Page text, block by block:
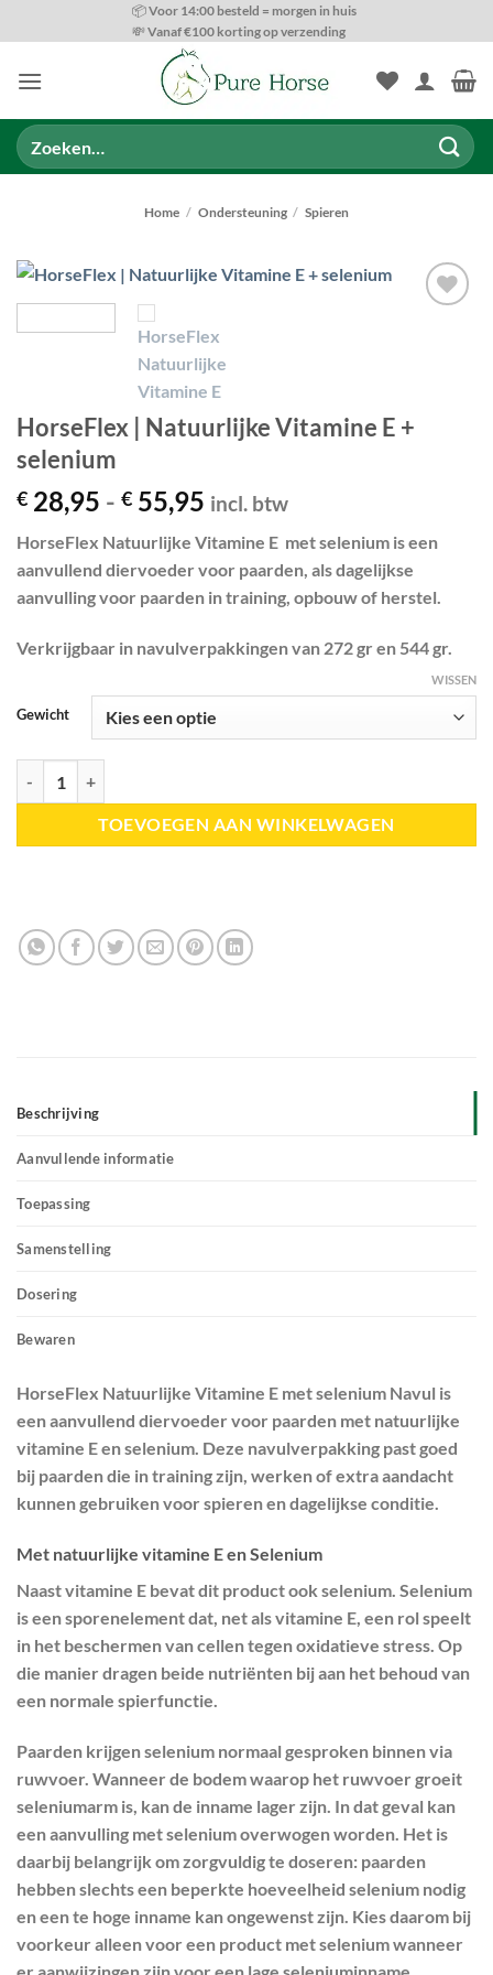
naar
📦 Voor 14:00 besteld = morgen in huis
💸 Vanaf €100 korting op verzending
Zoeken
naar:
Home / Ondersteuning / Spieren
HorseFlex | Natuurlijke Vitamine E +
selenium
€ 28,95 - € 55,95 Prijsklasse:
tot
€ 55,95
incl. btw
HorseFlex Natuurlijke Vitamine E met selenium is een
aanvullend diervoeder voor paarden, als dagelijkse
aanvulling voor paarden in training, opbouw of herstel.
Verkrijgbaar in navulverpakkingen van 272 gr en 544 gr.
Gewicht
WISSEN
TOEVOEGEN AAN WINKELWAGEN
Beschrijving
Aanvullende informatie
Toepassing
Samenstelling
Dosering
Bewaren
HorseFlex Natuurlijke Vitamine E met selenium Navul is
een aanvullend diervoeder voor paarden met natuurlijke
vitamine E en selenium. Deze navulverpakking past goed
bij paarden die in training zijn, werken of extra aandacht
kunnen gebruiken voor spieren en dagelijkse conditie.
Met natuurlijke vitamine E en Selenium
Naast vitamine E bevat dit product ook selenium. Selenium
is een sporenelement dat, net als vitamine E, een rol speelt
in het beschermen van cellen tegen oxidatieve stress. Op
die manier dragen beide nutriënten bij aan het behoud van
een normale spierfunctie.
Paarden krijgen selenium normaal gesproken binnen via
ruwvoer. Wanneer de bodem waarop het ruwvoer groeit
seleniumarm is, kan de inname lager zijn. In dat geval kan
een aanvulling met selenium overwogen worden. Het is
daarbij belangrijk om zorgvuldig te doseren: paarden
hebben slechts een beperkte hoeveelheid selenium nodig
en een te hoge inname kan ongewenst zijn. Kies daarom bij
voorkeur alleen voor een product met selenium wanneer
er aanwijzingen zijn voor een lage seleniuminname.